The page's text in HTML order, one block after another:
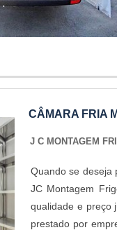
termoisolantes.
com ótima
experiência para
CÂMARA FRIA
J C MONTAGEM
Quando se deseja
JC Montagem
qualidade e preço
prestado por